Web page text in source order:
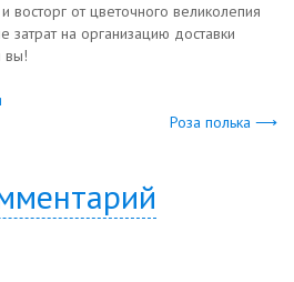
восторг от цветочного великолепия
затрат на организацию доставки
вы!
Роза полька ⟶